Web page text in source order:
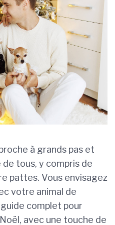
à grands pas et
de tous, y compris de
pattes. Vous envisagez
votre animal de
complet pour
avec une touche de